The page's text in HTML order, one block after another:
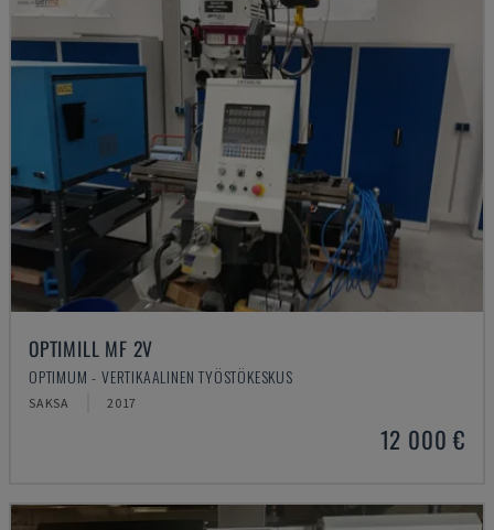
OPTIMILL MF 2V
OPTIMUM - VERTIKAALINEN TYÖSTÖKESKUS
SAKSA 2017
12 000 €